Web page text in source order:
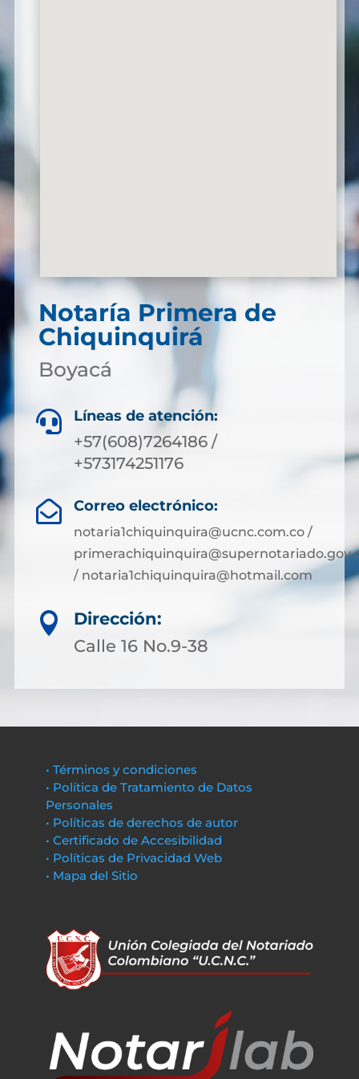
Notaría Primera de
Chiquinquirá
Boyacá
 Líneas de atención:
+57(608)7264186 /
+573174251176
 Correo electrónico:
notaria1chiquinquira@ucnc.com.co /
/ notaria1chiquinquira@hotmail.com

Dirección:
Calle 16 No.9-38
• Términos y condiciones
• Política de Tratamiento de Datos
Personales
• Políticas de derechos de autor
• Certificado de Accesibilidad
• Políticas de Privacidad Web
• Mapa del Sitio